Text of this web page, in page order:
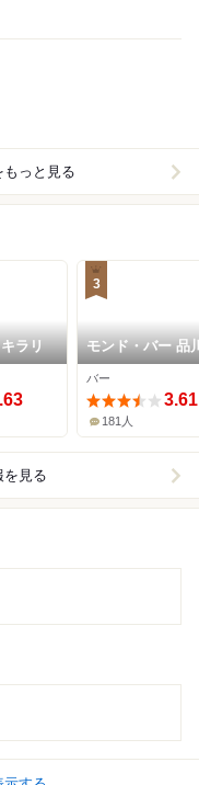
っと見る
ラリ
3
モンド・バー 品
バー
3.61
181人
を見る